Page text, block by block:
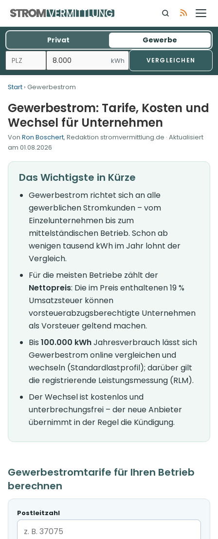
Inhalt
springen
Privat
Gewerbe
kWh VERGLEICHEN
Start › Gewerbestrom
Gewerbestrom: Tarife, Kosten und
Wechsel für Unternehmen
Von Ron Boschert, Redaktion stromvermittlung.de · Aktualisiert
am 01.08.2026
Das Wichtigste in Kürze
Gewerbestrom richtet sich an alle
gewerblichen Stromkunden – vom
Einzelunternehmen bis zum
mittelständischen Betrieb. Schon ab
wenigen tausend kWh im Jahr lohnt der
Vergleich.
Für die meisten Betriebe zählt der
Nettopreis: Die im Preis enthaltenen 19 %
Umsatzsteuer können
vorsteuerabzugsberechtigte Unternehmen
als Vorsteuer geltend machen.
Bis 100.000 kWhJahresverbrauch lässt sich
Gewerbestrom online vergleichen und
wechseln (Standardlastprofil); darüber gilt
die registrierende Leistungsmessung (RLM).
Der Wechsel ist kostenlos und
unterbrechungsfrei – der neue Anbieter
übernimmt in der Regel die Kündigung.
Gewerbestromtarife für Ihren Betrieb
berechnen
Postleitzahl